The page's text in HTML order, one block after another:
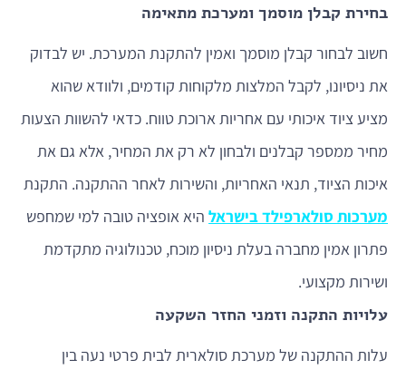
בחירת קבלן מוסמך ומערכת מתאימה
חשוב לבחור קבלן מוסמך ואמין להתקנת המערכת. יש לבדוק
את ניסיונו, לקבל המלצות מלקוחות קודמים, ולוודא שהוא
מציע ציוד איכותי עם אחריות ארוכת טווח. כדאי להשוות הצעות
מחיר ממספר קבלנים ולבחון לא רק את המחיר, אלא גם את
איכות הציוד, תנאי האחריות, והשירות לאחר ההתקנה. התקנת
מערכות סולארפילד בישראל היא אופציה טובה למי שמחפש
פתרון אמין מחברה בעלת ניסיון מוכח, טכנולוגיה מתקדמת
ושירות מקצועי.
עלויות התקנה וזמני החזר השקעה
עלות ההתקנה של מערכת סולארית לבית פרטי נעה בין